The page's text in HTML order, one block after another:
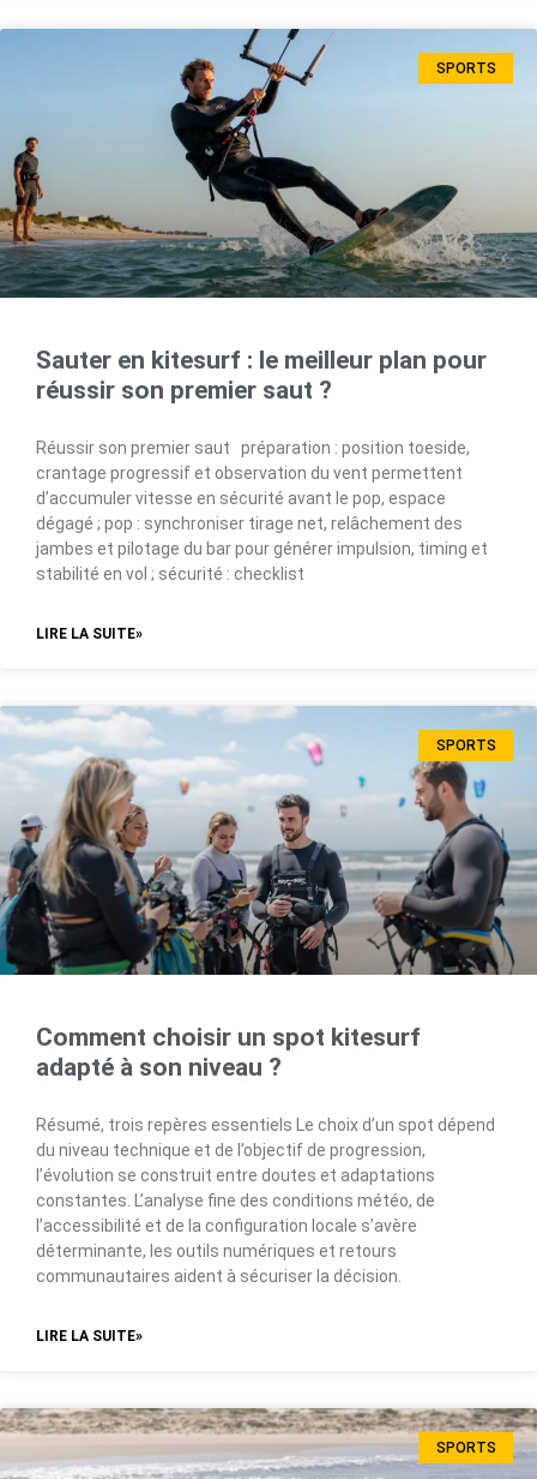
SPORTS
Sauter en kitesurf : le meilleur plan pour
réussir son premier saut ?
Réussir son premier saut préparation : position toeside,
crantage progressif et observation du vent permettent
d’accumuler vitesse en sécurité avant le pop, espace
dégagé ; pop : synchroniser tirage net, relâchement des
jambes et pilotage du bar pour générer impulsion, timing et
stabilité en vol ; sécurité : checklist
LIRE LA SUITE»
SPORTS
Comment choisir un spot kitesurf
adapté à son niveau ?
Résumé, trois repères essentiels Le choix d’un spot dépend
du niveau technique et de l’objectif de progression,
l’évolution se construit entre doutes et adaptations
constantes. L’analyse fine des conditions météo, de
l’accessibilité et de la configuration locale s’avère
déterminante, les outils numériques et retours
communautaires aident à sécuriser la décision.
LIRE LA SUITE»
SPORTS